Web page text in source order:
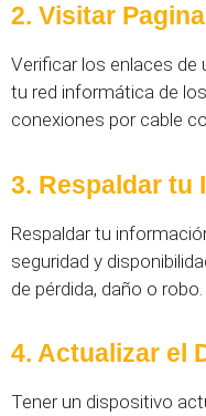
2. Visitar
Verificar los enlaces de
tu red informática de
conexiones por cable
3. Respaldar tu
Respaldar tu
seguridad y
de pérdida, daño o robo.
4. Actualizar el
Tener un dispositivo